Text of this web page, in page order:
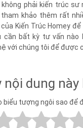
phải kiến trúc sư
khảo thêm rất
Kiến Trúc Homey
cần bất kỳ tư vấn nào
với chúng tôi để được
nội dung
biểu tượng ngôi sao để